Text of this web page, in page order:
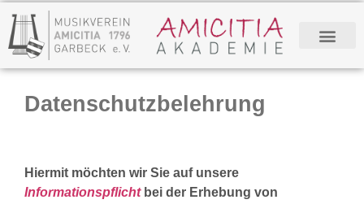
Datenschutzbelehrung
Hiermit möchten wir Sie auf unsere
Informationspflichtbei der Erhebung von